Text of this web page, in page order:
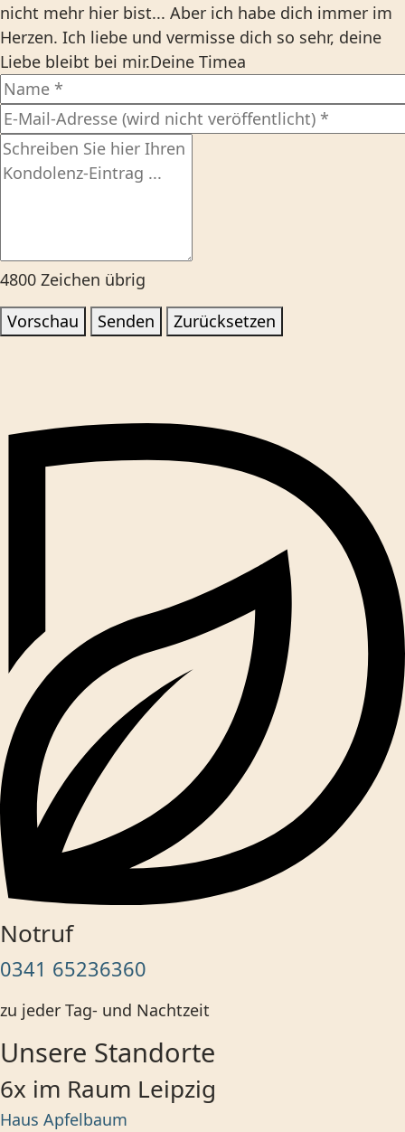
nicht mehr hier bist... Aber ich habe dich immer im
Herzen. Ich liebe und vermisse dich so sehr, deine
Liebe bleibt bei mir.Deine Timea
4800 Zeichen übrig
Vorschau
Senden Zurücksetzen
Notruf
0341 65236360
zu jeder Tag- und Nachtzeit
Unsere Standorte
6x im Raum Leipzig
Haus Apfelbaum